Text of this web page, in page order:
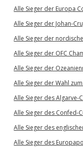
Alle Sieger der Europa
Alle Sieger der Johan-
Alle Sieger der
Alle Sieger der OFC
Alle Sieger der
Alle Sieger der Wahl
Alle Sieger des Algarve-
Alle Sieger des Confed-
Alle Sieger des
Alle Sieger des